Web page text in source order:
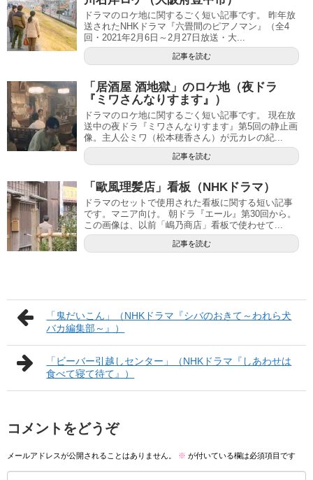
ドラマのロケ地に関するごく短い記事です。 昨年放
送されたNHKドラマ『六畳間のピアノマン』（全4
回・2021年2月6日～2月27日放送・大...
記事を読む
「居酒屋 酒地獄」のロケ地（夜ドラ
『ミワさんなりすます』）
ドラマのロケ地に関するごく短い記事です。 現在放
送中の夜ドラ『ミワさんなりすます』第5回の静止画
像。主人公ミワ（松本穂香さん）が元カレの紀...
記事を読む
「歐風理髪店」看板（NHKドラマ）
ドラマのセットで使用された看板に関する短い記事
です。マニア向け。 朝ドラ『エール』第30回から。
この画像は、以前「嶋乃商店」看板で使わせて...
記事を読む
「鬼だいこん」（NHKドラマ『シバのおきて～われら犬
バカ編集部～』）
「ビーバー引越しセンター」（NHKドラマ『しあわせは
食べて寝て待て』）
コメントをどうぞ
メールアドレスが公開されることはありません。 ※ が付いている欄は必須項目です